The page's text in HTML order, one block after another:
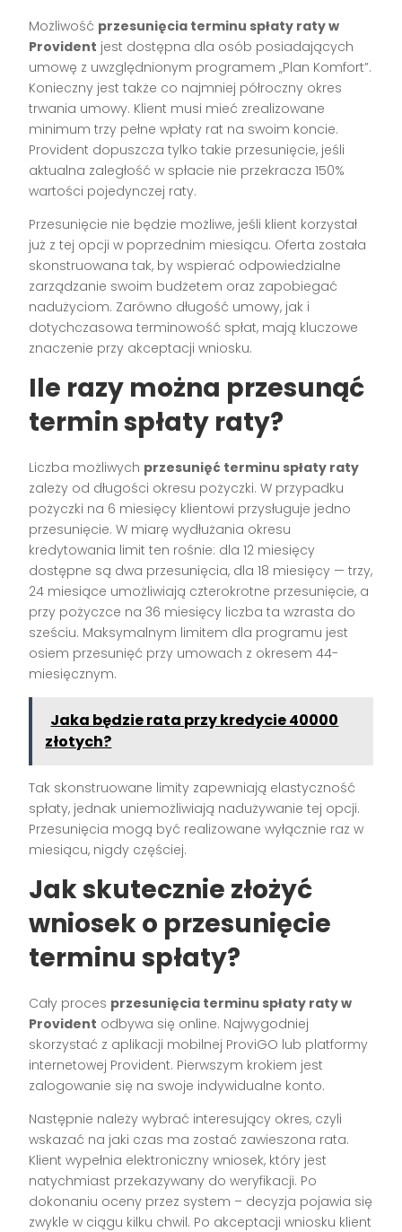
Możliwość przesunięcia terminu spłaty raty w
Provident jest dostępna dla osób posiadających
umowę z uwzględnionym programem „Plan Komfort”.
Konieczny jest także co najmniej półroczny okres
trwania umowy. Klient musi mieć zrealizowane
minimum trzy pełne wpłaty rat na swoim koncie.
Provident dopuszcza tylko takie przesunięcie, jeśli
aktualna zaległość w spłacie nie przekracza 150%
wartości pojedynczej raty.
Przesunięcie nie będzie możliwe, jeśli klient korzystał
już z tej opcji w poprzednim miesiącu. Oferta została
skonstruowana tak, by wspierać odpowiedzialne
zarządzanie swoim budżetem oraz zapobiegać
nadużyciom. Zarówno długość umowy, jak i
dotychczasowa terminowość spłat, mają kluczowe
znaczenie przy akceptacji wniosku.
Ile razy można przesunąć
termin spłaty raty?
Liczba możliwych przesunięć terminu spłaty raty
zależy od długości okresu pożyczki. W przypadku
pożyczki na 6 miesięcy klientowi przysługuje jedno
przesunięcie. W miarę wydłużania okresu
kredytowania limit ten rośnie: dla 12 miesięcy
dostępne są dwa przesunięcia, dla 18 miesięcy — trzy,
24 miesiące umożliwiają czterokrotne przesunięcie, a
przy pożyczce na 36 miesięcy liczba ta wzrasta do
sześciu. Maksymalnym limitem dla programu jest
osiem przesunięć przy umowach z okresem 44-
miesięcznym.
Jaka będzie rata przy kredycie 40000
złotych?
Tak skonstruowane limity zapewniają elastyczność
spłaty, jednak uniemożliwiają nadużywanie tej opcji.
Przesunięcia mogą być realizowane wyłącznie raz w
miesiącu, nigdy częściej.
Jak skutecznie złożyć
wniosek o przesunięcie
terminu spłaty?
Cały proces przesunięcia terminu spłaty raty w
Provident odbywa się online. Najwygodniej
skorzystać z aplikacji mobilnej ProviGO lub platformy
internetowej Provident. Pierwszym krokiem jest
zalogowanie się na swoje indywidualne konto.
Następnie należy wybrać interesujący okres, czyli
wskazać na jaki czas ma zostać zawieszona rata.
Klient wypełnia elektroniczny wniosek, który jest
natychmiast przekazywany do weryfikacji. Po
dokonaniu oceny przez system – decyzja pojawia się
zwykle w ciągu kilku chwil. Po akceptacji wniosku klient